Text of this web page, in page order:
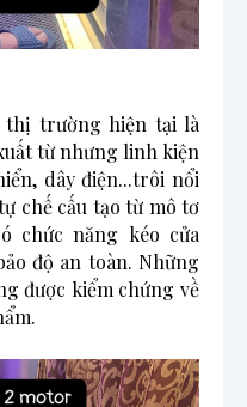
trường hiện tại là
từ nhưng linh kiện
dây điện...trôi nổi
chế cấu tạo từ mô tơ
chức năng kéo cửa
độ an toàn. Những
được kiểm chứng về